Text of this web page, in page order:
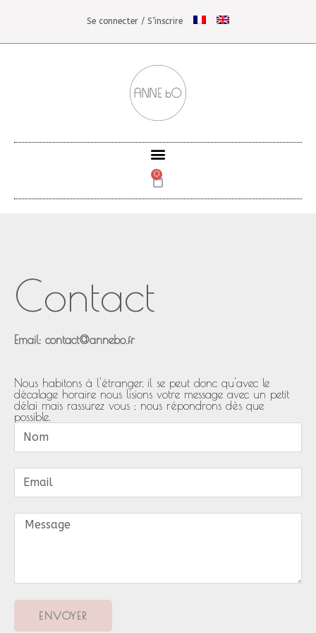
Se connecter / S’inscrire
0
Contact
Email: contact@annebo.fr
Nous habitons à l'étranger, il se peut donc qu'avec le
décalage horaire nous lisions votre message avec un petit
délai mais rassurez vous ; nous répondrons dès que
possible.
ENVOYER